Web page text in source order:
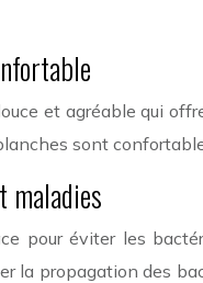
et agréable qui
sont
maladies
pour éviter les
la propagation des